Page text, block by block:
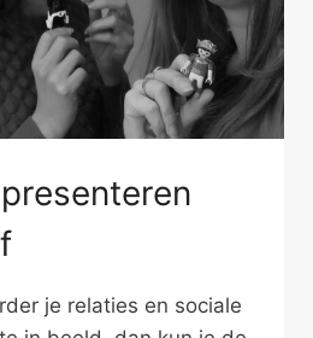
je relaties en sociale